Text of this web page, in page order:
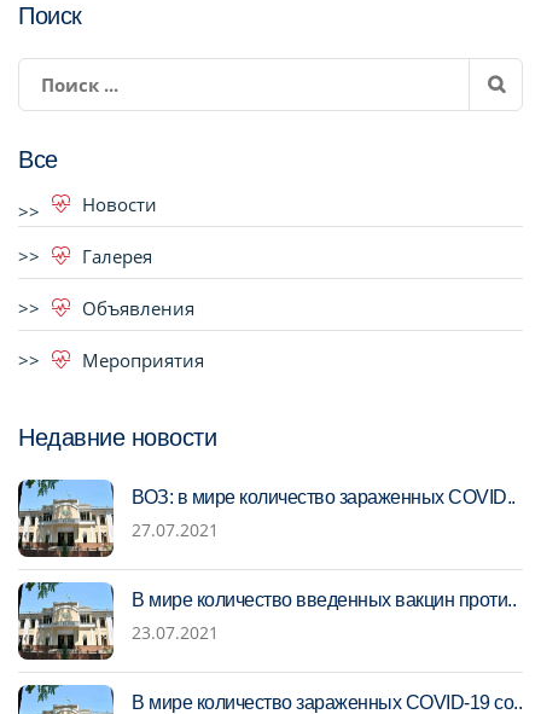
Поиск
Все
Новости
Галерея
Объявления
Мероприятия
Недавние новости
ВОЗ: в мире количество зараженных COVID..
27.07.2021
В мире количество введенных вакцин проти..
23.07.2021
В мире количество зараженных COVID-19 со..